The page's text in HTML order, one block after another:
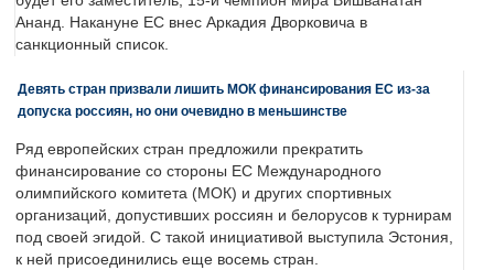
Ананд. Накануне ЕС внес Аркадия Дворковича в
санкционный список.
Девять стран призвали лишить МОК финансирования ЕС из-за
допуска россиян, но они очевидно в меньшинстве
Ряд европейских стран предложили прекратить
финансирование со стороны ЕС Международного
олимпийского комитета (МОК) и других спортивных
организаций, допустивших россиян и белорусов к турнирам
под своей эгидой. С такой инициативой выступила Эстония,
к ней присоединились еще восемь стран.